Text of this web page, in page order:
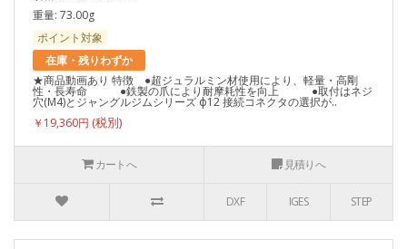
重量: 73.00g
ポイント対象
在庫・残りわずか
★商品動画あり 特徴 ●超ジュラルミン材使用により、軽量・高剛
性・長寿命 ●鉄製の爪により耐摩耗性を向上 ●取付はネジ
穴(M4)とジャングルジムシリーズ ф12 接続コネクタの選択が..
￥19,360円
カートへ 見積りへ
DXF IGES STEP